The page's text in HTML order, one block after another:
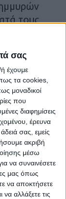
σας
έχουμε
τα cookies,
μοναδικοί
που
διαφημίσεις
έρευνα
σας, εμείς
ακριβή
μέσω
να συναινέσετε
μας όπως
να αποκτήσετε
αλλάξετε τις
τους
που
της
μεταξύ
Υπηρεσίας,
για
λόγω